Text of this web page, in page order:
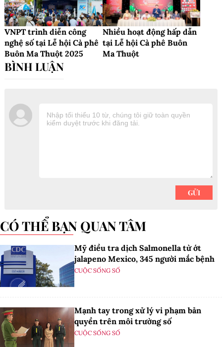
VNPT trình diễn công
nghệ số tại Lễ hội Cà phê
Buôn Ma Thuột 2025
Nhiều hoạt động hấp dẫn
tại Lễ hội Cà phê Buôn
Ma Thuột
CÓ THỂ BẠN QUAN TÂM
Mỹ điều tra dịch Salmonella từ ớt
jalapeno Mexico, 345 người mắc bệnh
CUỘC SỐNG SỐ
Mạnh tay trong xử lý vi phạm bản
quyền trên môi trường số
CUỘC SỐNG SỐ